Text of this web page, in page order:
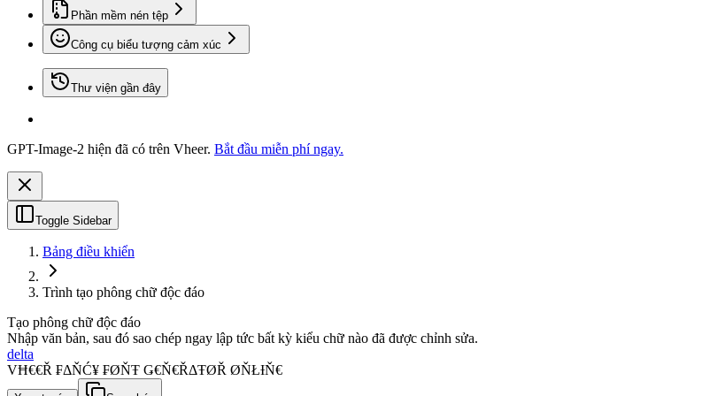
Phần mềm nén tệp
Công cụ biểu tượng cảm xúc
Thư viện gần đây
GPT-Image-2 hiện đã có trên Vheer. Bắt đầu miễn phí ngay.
Toggle Sidebar
Bảng điều khiển
Trình tạo phông chữ độc đáo
Tạo phông chữ độc đáo
Nhập văn bản, sau đó sao chép ngay lập tức bất kỳ kiểu chữ nào đã được chỉnh sửa.
delta
VĦ€€Ř ₣ΔŇĆ¥ ₣ØŇŦ Ǥ€Ň€ŘΔŦØŘ ØŇŁƗŇ€